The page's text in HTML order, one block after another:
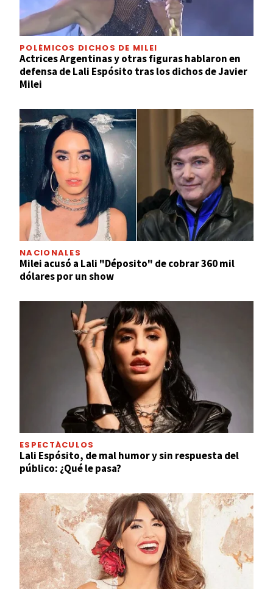
POLÉMICOS DICHOS DE MILEI
Actrices Argentinas y otras figuras hablaron en
defensa de Lali Espósito tras los dichos de Javier
Milei
NACIONALES
Milei acusó a Lali "Déposito" de cobrar 360 mil
dólares por un show
ESPECTÁCULOS
Lali Espósito, de mal humor y sin respuesta del
público: ¿Qué le pasa?